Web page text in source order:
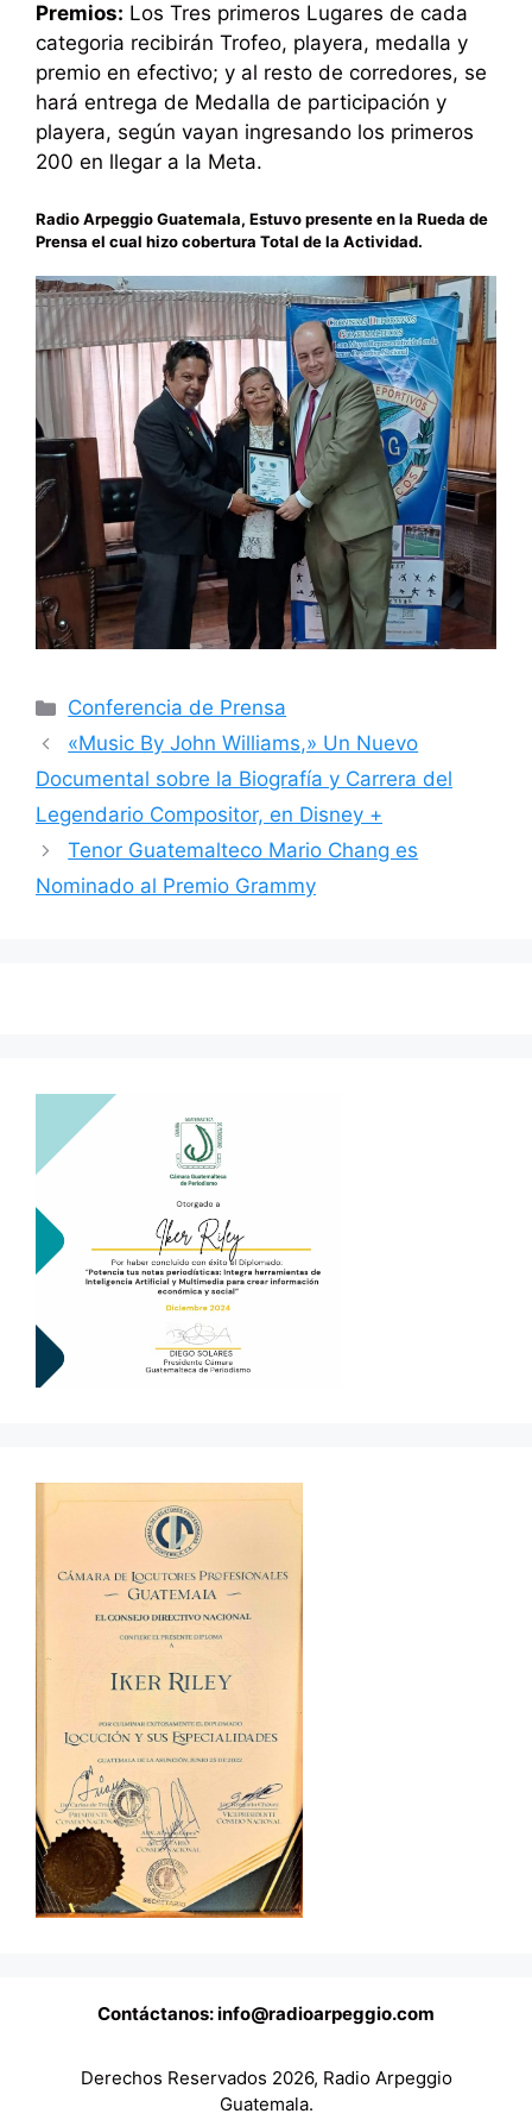
Premios: Los Tres primeros Lugares de cada
categoria recibirán Trofeo, playera, medalla y
premio en efectivo; y al resto de corredores, se
hará entrega de Medalla de participación y
playera, según vayan ingresando los primeros
200 en llegar a la Meta.
Radio Arpeggio Guatemala, Estuvo presente en la Rueda de
Prensa el cual hizo cobertura Total de la Actividad.
Categorías
Conferencia de Prensa
«Music By John Williams,» Un Nuevo
Documental sobre la Biografía y Carrera del
Legendario Compositor, en Disney +
Tenor Guatemalteco Mario Chang es
Nominado al Premio Grammy
Contáctanos: info@radioarpeggio.com
Derechos Reservados 2026, Radio Arpeggio
Guatemala.